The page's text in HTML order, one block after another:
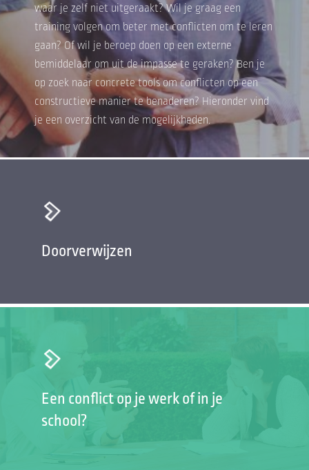
waar je zelf niet uitgeraakt? Wil je graag een
training volgen om beter met conflicten om te leren
gaan? Of wil je beroep doen op een externe
bemiddelaar om uit de impasse te geraken? Ben je
op zoek naar concrete tools om conflicten op een
constructieve manier te benaderen? Hieronder vind
je een overzicht van de mogelijkheden.
Doorverwijzen
Een conflict op je werk of in je
school?